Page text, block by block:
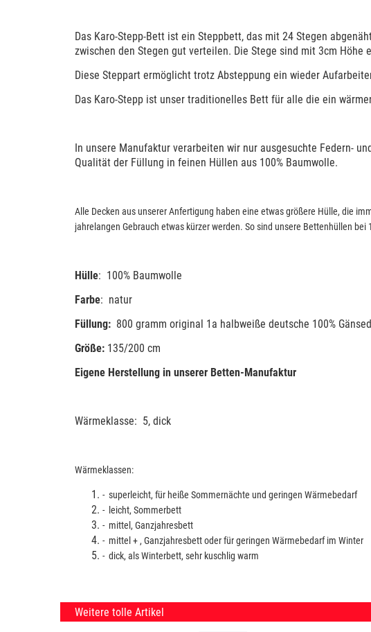
Das Karo-Stepp-Bett ist ein Steppbett, das mit 24 Stegen
zwischen den Stegen gut verteilen. Die Stege sind mit 3cm Höhe
Diese Steppart ermöglicht trotz Absteppung ein wieder
Das Karo-Stepp ist unser traditionelles Bett für alle die ein
In unsere Manufaktur verarbeiten wir nur ausgesuchte Federn-
Qualität der Füllung in feinen Hüllen aus 100% Baumwolle.
Alle Decken aus unserer Anfertigung haben eine etwas größere Hülle, die
jahrelangen Gebrauch etwas kürzer werden. So sind unsere Bettenhüllen bei
Hülle: 100% Baumwolle
Farbe: natur
Füllung: 800 gramm original 1a halbweiße deutsche 100%
Größe: 135/200 cm
Eigene Herstellung in unserer Betten-Manufaktur
Wärmeklasse: 5, dick
Wärmeklassen:
- superleicht, für heiße Sommernächte und geringen Wärmebedarf
- leicht, Sommerbett
- mittel, Ganzjahresbett
- mittel + , Ganzjahresbett oder für geringen Wärmebedarf im Winter
- dick, als Winterbett, sehr kuschlig warm
Weitere tolle Artikel